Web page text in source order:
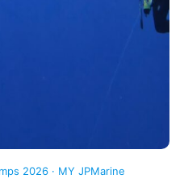
2026 · MY JPMarine